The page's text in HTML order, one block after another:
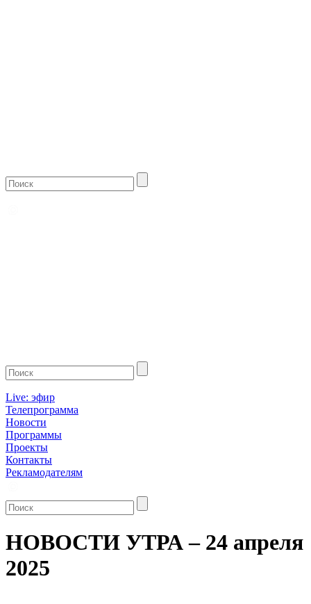
Live: эфир
Телепрограмма
Новости
Программы
Проекты
Контакты
Рекламодателям
НОВОСТИ УТРА – 24 апреля
2025